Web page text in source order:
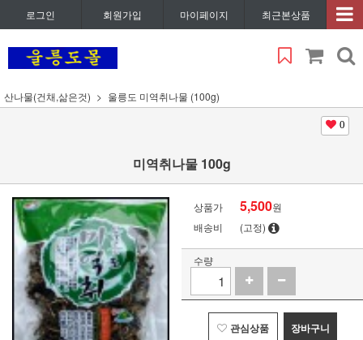
로그인 회원가입 마이페이지 최근본상품
산나물(건채,삶은것) 울릉도 미역취나물 (100g)
0
미역취나물 100g
상품가 5,500원
배송비
(고정)
수량
관심상품 장바구니